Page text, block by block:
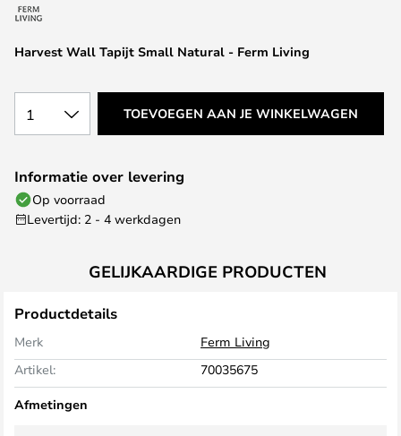
de
gallerij
Harvest Wall Tapijt Small Natural - Ferm Living
1 TOEVOEGEN AAN JE WINKELWAGEN
Informatie over levering
Op voorraad
Levertijd: 2 - 4 werkdagen
GELIJKAARDIGE PRODUCTEN
Productdetails
Merk
Ferm Living
Artikel:
70035675
Afmetingen